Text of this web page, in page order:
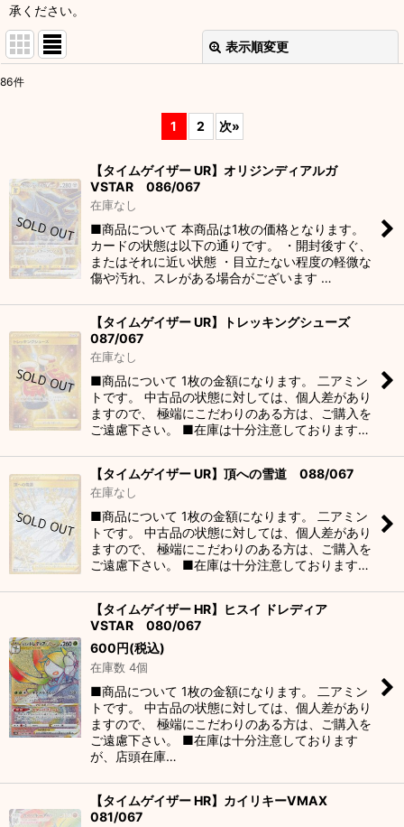
承ください。
表示順変更
絞り込む
86件
1 2 次»
【タイムゲイザー UR】オリジンディアルガ
VSTAR 086/067
在庫なし
■商品について 本商品は1枚の価格となります。
カードの状態は以下の通りです。 ・開封後すぐ、
またはそれに近い状態 ・目立たない程度の軽微な
傷や汚れ、スレがある場合がございます …
【タイムゲイザー UR】トレッキングシューズ
087/067
在庫なし
■商品について 1枚の金額になります。 二アミン
トです。 中古品の状態に対しては、個人差があり
ますので、 極端にこだわりのある方は、ご購入を
ご遠慮下さい。 ■在庫は十分注意しております…
【タイムゲイザー UR】頂への雪道 088/067
在庫なし
■商品について 1枚の金額になります。 二アミン
トです。 中古品の状態に対しては、個人差があり
ますので、 極端にこだわりのある方は、ご購入を
ご遠慮下さい。 ■在庫は十分注意しております…
【タイムゲイザー HR】ヒスイ ドレディア
VSTAR 080/067
600円(税込)
在庫数 4個
■商品について 1枚の金額になります。 二アミン
トです。 中古品の状態に対しては、個人差があり
ますので、 極端にこだわりのある方は、ご購入を
ご遠慮下さい。 ■在庫は十分注意しております
が、店頭在庫…
【タイムゲイザー HR】カイリキーVMAX
081/067